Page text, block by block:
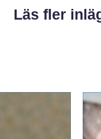
Läs fler